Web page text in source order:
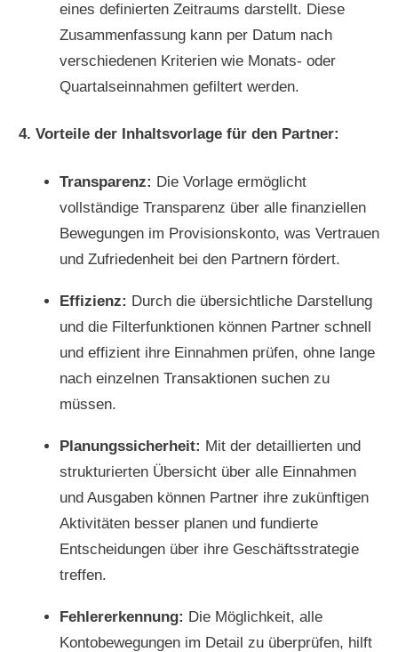
eines definierten Zeitraums darstellt. Diese
Zusammenfassung kann per Datum nach
verschiedenen Kriterien wie Monats- oder
Quartalseinnahmen gefiltert werden.
4. Vorteile der Inhaltsvorlage für den Partner:
Transparenz: Die Vorlage ermöglicht
vollständige Transparenz über alle finanziellen
Bewegungen im Provisionskonto, was Vertrauen
und Zufriedenheit bei den Partnern fördert.
Effizienz: Durch die übersichtliche Darstellung
und die Filterfunktionen können Partner schnell
und effizient ihre Einnahmen prüfen, ohne lange
nach einzelnen Transaktionen suchen zu
müssen.
Planungssicherheit: Mit der detaillierten und
strukturierten Übersicht über alle Einnahmen
und Ausgaben können Partner ihre zukünftigen
Aktivitäten besser planen und fundierte
Entscheidungen über ihre Geschäftsstrategie
treffen.
Fehlererkennung: Die Möglichkeit, alle
Kontobewegungen im Detail zu überprüfen, hilft